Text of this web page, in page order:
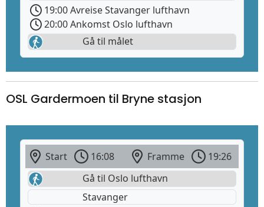
19:00 Avreise Stavanger lufthavn
20:00 Ankomst Oslo lufthavn
Gå til målet
OSL Gardermoen til Bryne stasjon
Start 16:08 Framme
19:26
Gå til Oslo lufthavn
Stavanger